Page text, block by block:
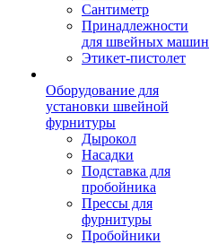
Сантиметр
Принадлежности
для швейных машин
Этикет-пистолет
Оборудование для
установки швейной
фурнитуры
Дырокол
Насадки
Подставка для
пробойника
Прессы для
фурнитуры
Пробойники